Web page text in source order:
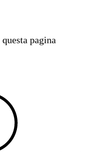
pagina